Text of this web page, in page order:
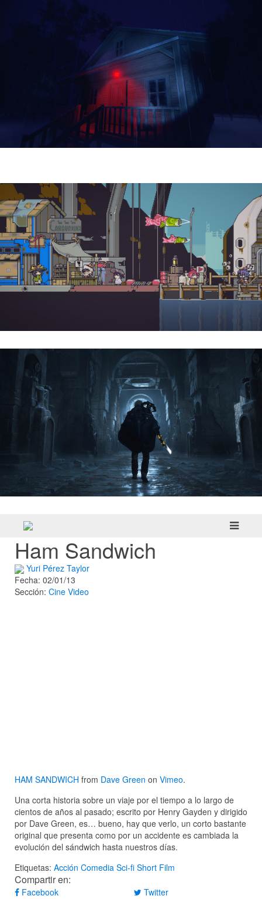
Ham Sandwich
Yuri Pérez Taylor
Fecha: 02/01/13
Sección: Cine Video
HAM SANDWICH from Dave Green on Vimeo.
Una corta historia sobre un viaje por el tiempo a lo largo de
cientos de años al pasado; escrito por Henry Gayden y dirigido
por Dave Green, es… bueno, hay que verlo, un corto bastante
original que presenta como por un accidente es cambiada la
evolución del sándwich hasta nuestros días.
Etiquetas: Acción Comedia Sci-fi Short Film
Compartir en:
Facebook Twitter